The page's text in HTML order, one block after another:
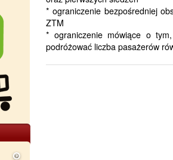
* ograniczenie bezpośredniej
ZTM
* ograniczenie mówiące o
podróżować liczba pasażerów